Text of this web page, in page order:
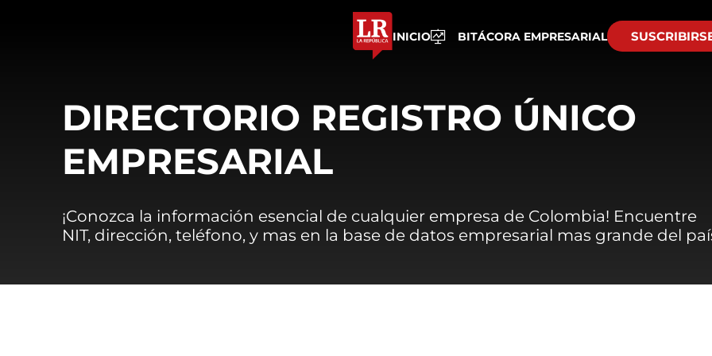
INICIO BITÁCORA EMPRESARIAL
DIRECTORIO REGISTRO ÚNICO
EMPRESARIAL
¡Conozca la información esencial de cualquier empresa de Colombia! Encuentre
NIT, dirección, teléfono, y mas en la base de datos empresarial mas grande del